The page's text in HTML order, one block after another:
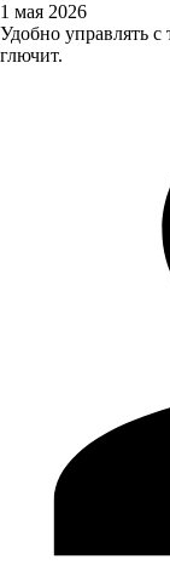
1 мая 2026
Удобно управлять
глючит.